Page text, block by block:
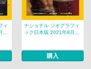
ィ
...
ナショナル ジオグラフィ
ック日本版 2021年8月...
購入